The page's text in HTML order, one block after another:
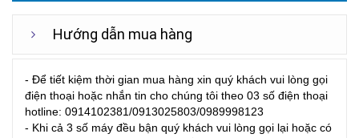
Hướng dẫn mua hàng
- Để tiết kiệm thời gian mua hàng xin quý khách vui lòng gọi
điện thoại hoặc nhắn tin cho chúng tôi theo 03 số điện thoại
hotline: 0914102381/0913025803/0989998123
- Khi cả 3 số máy đều bận quý khách vui lòng gọi lại hoặc có